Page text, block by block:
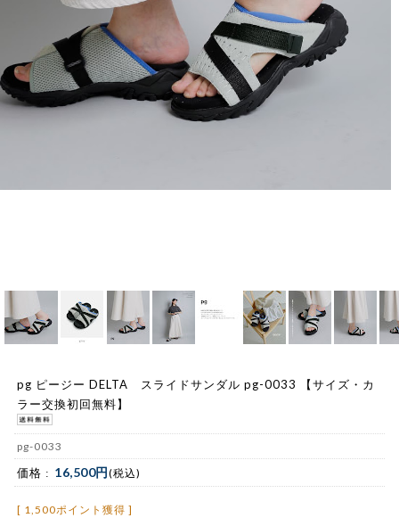
pg ピージー DELTA スライドサンダル pg-0033 【サイズ・カ
ラー交換初回無料】
pg-0033
価格 : 16,500円(税込)
[ 1,500ポイント獲得 ]